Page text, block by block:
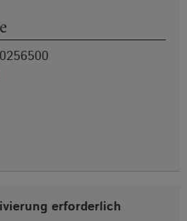
erforderlich